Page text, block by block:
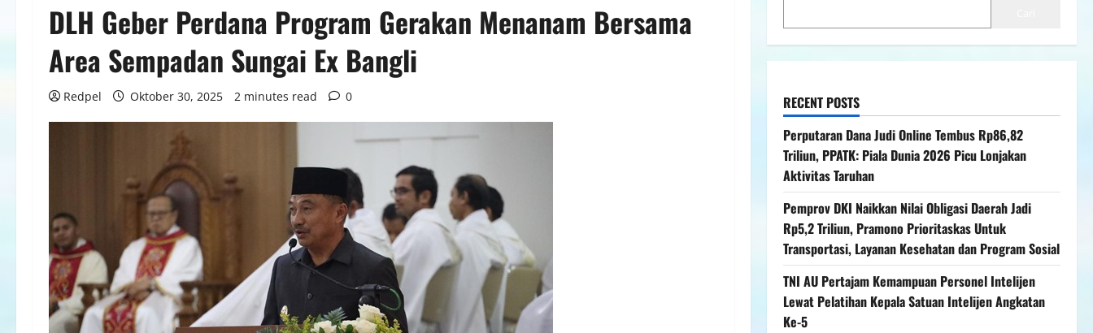
DLH Geber Perdana Program Gerakan Menanam Bersama
Area Sempadan Sungai Ex Bangli
Redpel Oktober 30, 2025 2 minutes read 0
RECENT POSTS
Perputaran Dana Judi Online Tembus Rp86,82
Triliun, PPATK: Piala Dunia 2026 Picu Lonjakan
Aktivitas Taruhan
Pemprov DKI Naikkan Nilai Obligasi Daerah Jadi
Rp5,2 Triliun, Pramono Prioritaskas Untuk
Transportasi, Layanan Kesehatan dan Program Sosial
TNI AU Pertajam Kemampuan Personel Intelijen
Lewat Pelatihan Kepala Satuan Intelijen Angkatan
Ke-5